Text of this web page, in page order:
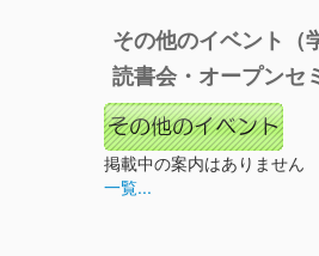
その他のイベント（
読書会・オープンセ
掲載中の案内はありません
一覧...